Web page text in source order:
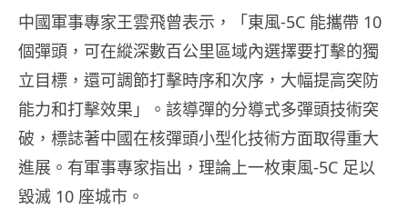
中國軍事專家王雲飛曾表示，「東風-5C 能攜帶 10
個彈頭，可在縱深數百公里區域內選擇要打擊的獨
立目標，還可調節打擊時序和次序，大幅提高突防
能力和打擊效果」。該導彈的分導式多彈頭技術突
破，標誌著中國在核彈頭小型化技術方面取得重大
進展。有軍事專家指出，理論上一枚東風-5C 足以
毀滅 10 座城市。